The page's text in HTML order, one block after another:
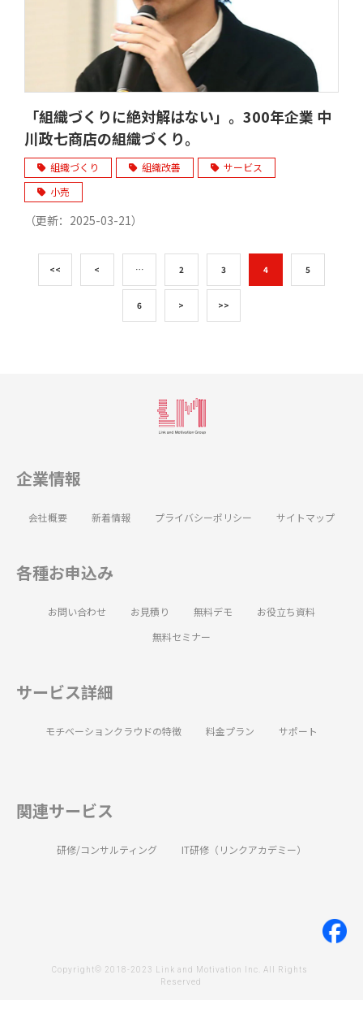
「組織づくりに絶対解はない」。300年企業 中
川政七商店の組織づくり。
組織づくり 組織改善
サービス
小売
（更新： 2025-03-21）
<< < … 2 3 4 5
6 > >>
企業情報
会社概要 新着情報 プライバシーポリシー サイトマップ
各種お申込み
お問い合わせ お見積り 無料デモ
お役立ち資料
無料セミナー
サービス詳細
モチベーションクラウドの特徴 料金プラン サポート
関連サービス
研修/コンサルティング IT研修（リンクアカデミー）
Copyright© 2018-2023 Link and Motivation Inc. All Rights
Reserved